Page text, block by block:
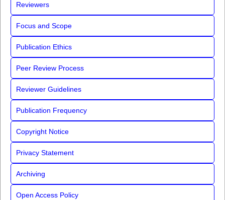
Reviewers
Focus and Scope
Publication Ethics
Peer Review Process
Reviewer Guidelines
Publication Frequency
Copyright Notice
Privacy Statement
Archiving
Open Access Policy